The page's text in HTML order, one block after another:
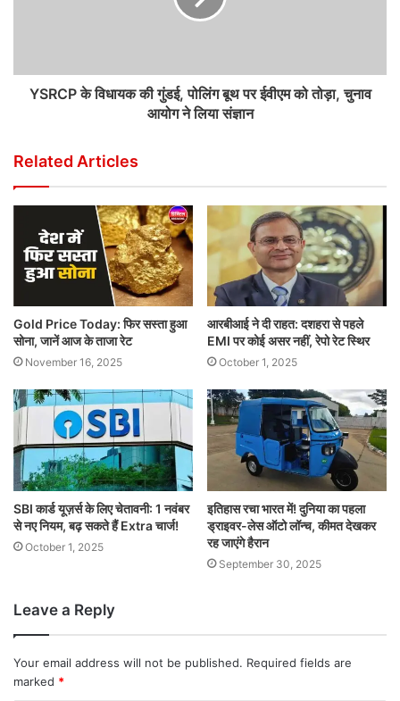
YSRCP के विधायक की गुंडई, पोलिंग बूथ पर ईवीएम को तोड़ा, चुनाव
आयोग ने लिया संज्ञान
Related Articles
Gold Price Today: फिर सस्ता हुआ
सोना, जानें आज के ताजा रेट
November 16, 2025
आरबीआई ने दी राहत: दशहरा से पहले
EMI पर कोई असर नहीं, रेपो रेट स्थिर
October 1, 2025
SBI कार्ड यूज़र्स के लिए चेतावनी: 1 नवंबर
से नए नियम, बढ़ सकते हैं Extra चार्ज!
October 1, 2025
इतिहास रचा भारत में! दुनिया का पहला
ड्राइवर-लेस ऑटो लॉन्च, कीमत देखकर
रह जाएंगे हैरान
September 30, 2025
Leave a Reply
Your email address will not be published. Required fields are
marked *